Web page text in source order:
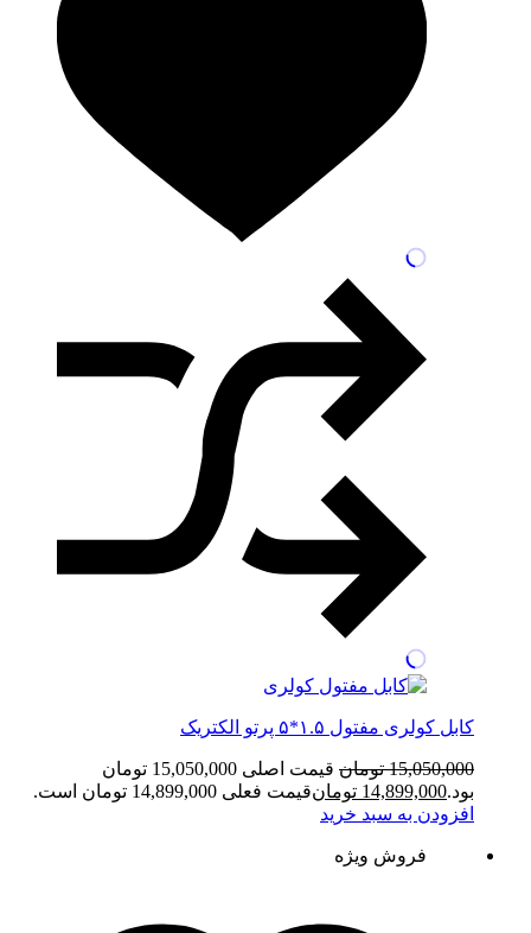
کابل کولری مفتول ۱.۵*۵ پرتو الکتریک
15,050,000 تومان
قیمت اصلی 15,050,000 تومان
بود.14,899,000 تومانقیمت فعلی 14,899,000 تومان است.
افزودن به سبد خرید
فروش ویژه